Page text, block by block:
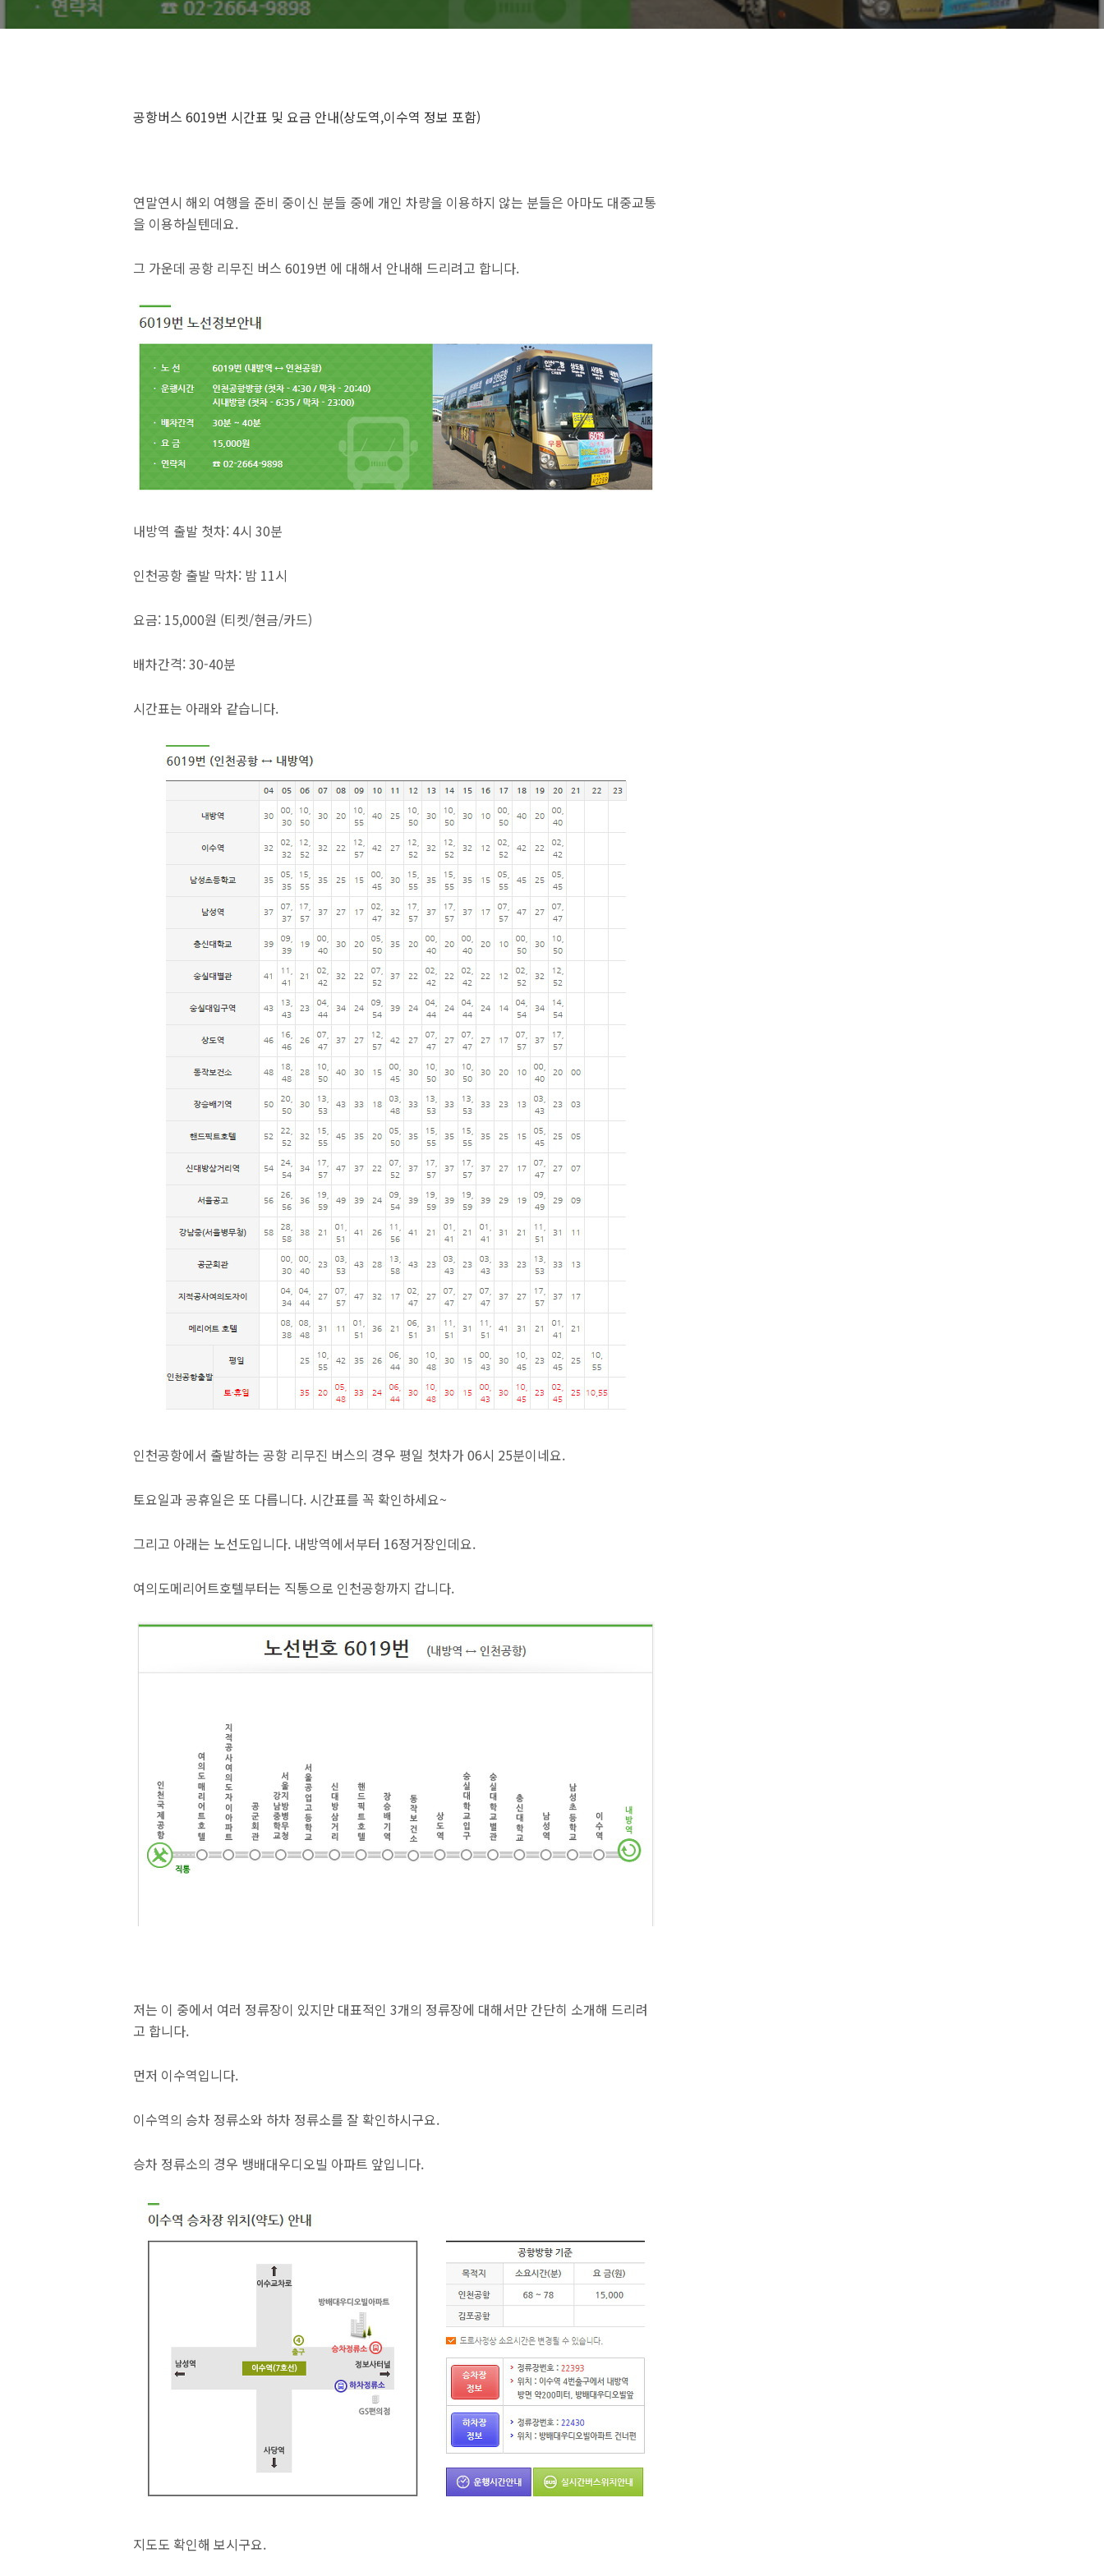
공항버스 6019번 시간표 및 요금 안내(상도역,이수역 정보 포함)
연말연시 해외 여행을 준비 중이신 분들 중에 개인 차량을 이용하지 않는 분들은 아마도 대중교통
을 이용하실텐데요.
그 가운데 공항 리무진 버스 6019번 에 대해서 안내해 드리려고 합니다.
내방역 출발 첫차: 4시 30분
인천공항 출발 막차: 밤 11시
요금: 15,000원 (티켓/현금/카드)
배차간격: 30-40분
시간표는 아래와 같습니다.
인천공항에서 출발하는 공항 리무진 버스의 경우 평일 첫차가 06시 25분이네요.
토요일과 공휴일은 또 다릅니다. 시간표를 꼭 확인하세요~
그리고 아래는 노선도입니다. 내방역에서부터 16정거장인데요.
여의도메리어트호텔부터는 직통으로 인천공항까지 갑니다.
저는 이 중에서 여러 정류장이 있지만 대표적인 3개의 정류장에 대해서만 간단히 소개해 드리려
고 합니다.
먼저 이수역입니다.
이수역의 승차 정류소와 하차 정류소를 잘 확인하시구요.
승차 정류소의 경우 뱅배대우디오빌 아파트 앞입니다.
지도도 확인해 보시구요.